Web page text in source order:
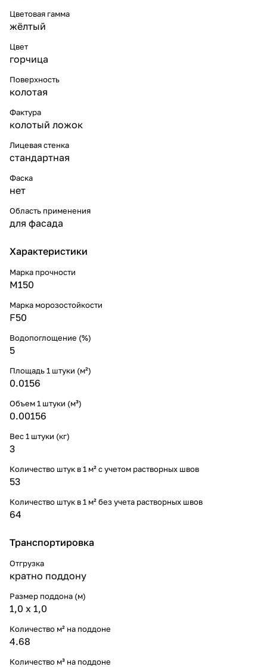
Цветовая гамма
жёлтый
Цвет
горчица
Поверхность
колотая
Фактура
колотый ложок
Лицевая стенка
стандартная
Фаска
нет
Область применения
для фасада
Характеристики
Марка прочности
М150
Марка морозостойкости
F50
Водопоглощение (%)
5
Площадь 1 штуки (м²)
0.0156
Объем 1 штуки (м³)
0.00156
Вес 1 штуки (кг)
3
Количество штук в 1 м² с учетом растворных швов
53
Количество штук в 1 м² без учета растворных швов
64
Транспортировка
Отгрузка
кратно поддону
Размер поддона (м)
1,0 х 1,0
Количество м² на поддоне
4.68
Количество м³ на поддоне